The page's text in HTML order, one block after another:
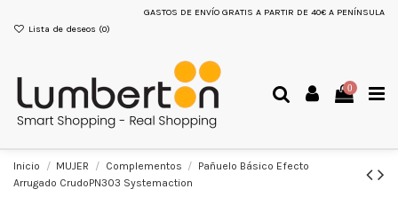
GASTOS DE ENVÍO GRATIS A PARTIR DE 40€ A PENÍNSULA
Lista de deseos (0)
0
Inicio MUJER Complementos
Pañuelo Básico Efecto
Arrugado CrudoPN303 Systemaction